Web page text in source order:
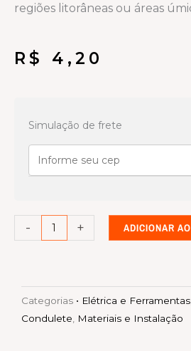
regiões litorâneas ou áreas
R$ 4,20
Simulação de frete
-
Curva
90°
3/4
+ ADICIONAR
Categorias • Elétrica e Ferramentas
Condulete
Materiais e Instalação